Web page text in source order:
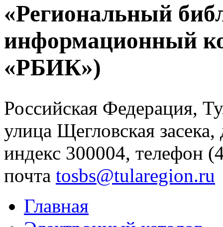
«Региональный
информационный
«РБИК»)
Российская Федерация,
улица Щегловская
индекс 300004, телефон
почта tosbs@tularegion.ru
Главная